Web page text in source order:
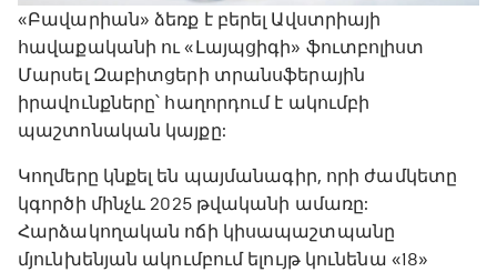
«Բավարիան» ձեռք է բերել Ավստրիայի
հավաքականի ու «Լայպցիգի» ֆուտբոլիստ
Մարսել Զաբիտցերի տրանսֆերային
իրավունքները՝ հաղորդում է ակումբի
պաշտոնական կայքը:
Կողմերը կնքել են պայմանագիր, որի ժամկետը
կգործի մինչև 2025 թվականի ամառը:
Հարձակողական ոճի կիսապաշտպանը
մյունխենյան ակումբում ելույթ կունենա «18»